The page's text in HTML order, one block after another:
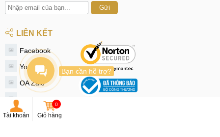
Gửi
LIÊN KẾT
Facebook
Youtube
OA Zalo
Tiktok
Tài khoản
0
Giỏ hàng
Bạn cần hỗ trợ?